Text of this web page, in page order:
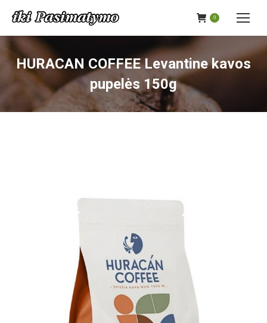
0
HURACAN COFFEE Levantine kavos
pupelės 150g